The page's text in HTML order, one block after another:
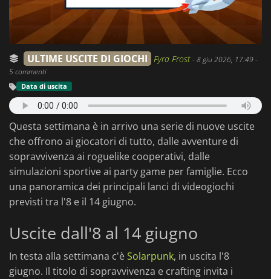
ULTIME USCITE DI GIOCHI Fyra Frost-8 giu 2026, 17:49-
5 commenti
Data di uscita
Questa settimana è in arrivo una serie di nuove uscite
che offrono ai giocatori di tutto, dalle avventure di
sopravvivenza ai roguelike cooperativi, dalle
simulazioni sportive ai party game per famiglie. Ecco
una panoramica dei principali lanci di videogiochi
previsti tra l'8 e il 14 giugno.
Uscite dall'8 al 14 giugno
In testa alla settimana c'èSolarpunk, in uscita l'8
giugno. Il titolo di sopravvivenza e crafting invita i